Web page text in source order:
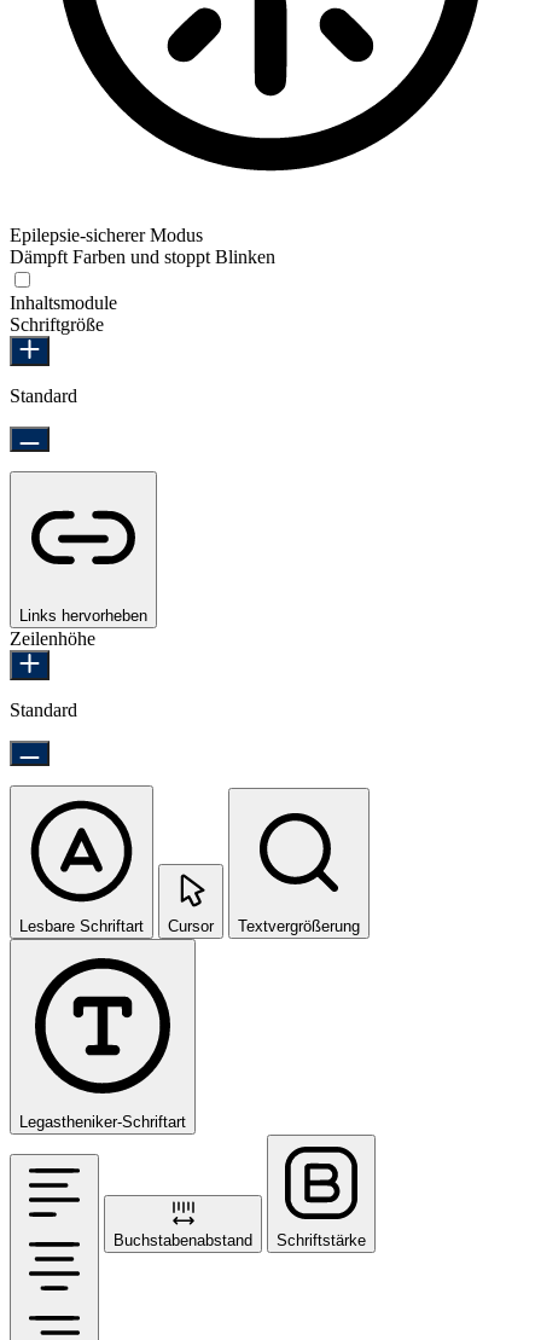
Epilepsie-sicherer Modus
Dämpft Farben und stoppt Blinken
Inhaltsmodule
Schriftgröße
Standard
Links hervorheben
Zeilenhöhe
Standard
Lesbare Schriftart Cursor Textvergrößerung
Legastheniker-Schriftart
Buchstabenabstand Schriftstärke